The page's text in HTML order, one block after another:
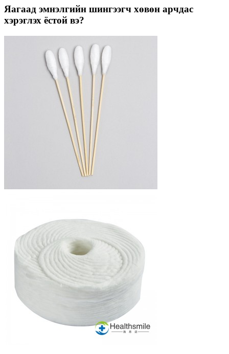
Яагаад эмнэлгийн шингээгч хөвөн арчдас
хэрэглэх ёстой вэ?